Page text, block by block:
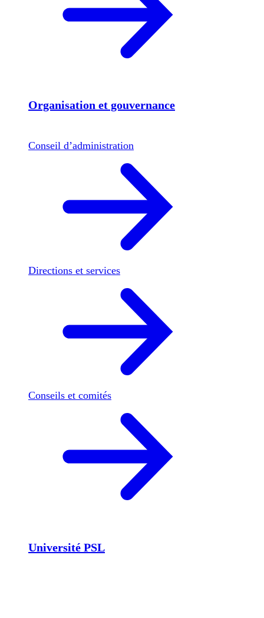
Organisation et gouvernance
Conseil d’administration
Directions et services
Conseils et comités
Université PSL